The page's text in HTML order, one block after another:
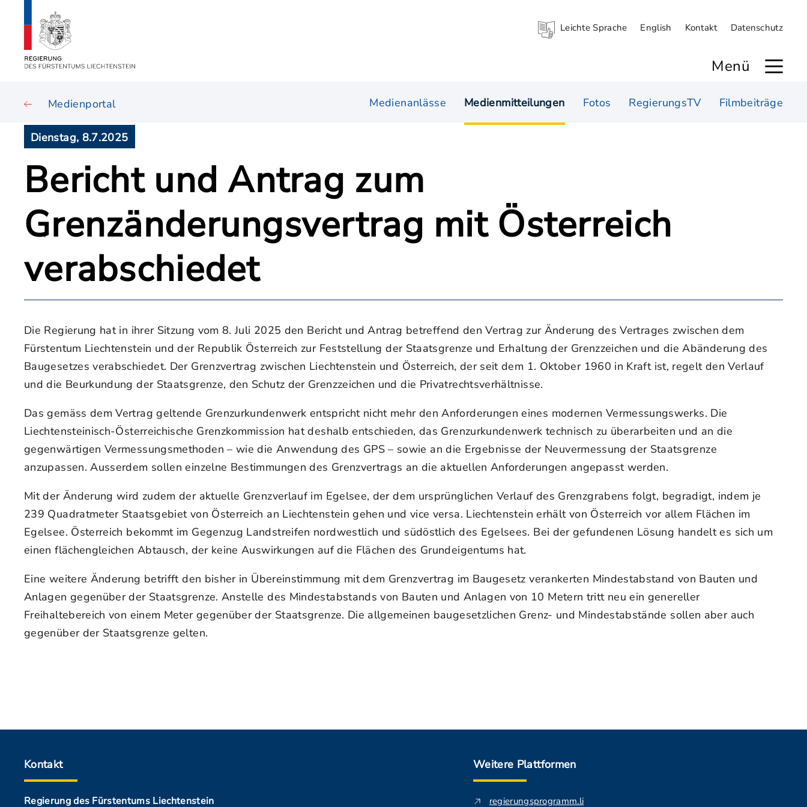
Leichte Sprache English Kontakt Datenschutz
Menü
Medienportal Medienanlässe Medienmitteilungen Fotos RegierungsTV Filmbeiträge
Dienstag, 8.7.2025
Bericht und Antrag zum
Grenzänderungsvertrag mit Österreich
verabschiedet
Die Regierung hat in ihrer Sitzung vom 8. Juli 2025 den Bericht und Antrag betreffend den Vertrag zur Änderung des Vertrages zwischen dem
Fürstentum Liechtenstein und der Republik Österreich zur Feststellung der Staatsgrenze und Erhaltung der Grenzzeichen und die Abänderung des
Baugesetzes verabschiedet. Der Grenzvertrag zwischen Liechtenstein und Österreich, der seit dem 1. Oktober 1960 in Kraft ist, regelt den Verlauf
und die Beurkundung der Staatsgrenze, den Schutz der Grenzzeichen und die Privatrechtsverhältnisse.
Das gemäss dem Vertrag geltende Grenzurkundenwerk entspricht nicht mehr den Anforderungen eines modernen Vermessungswerks. Die
Liechtensteinisch-Österreichische Grenzkommission hat deshalb entschieden, das Grenzurkundenwerk technisch zu überarbeiten und an die
gegenwärtigen Vermessungsmethoden – wie die Anwendung des GPS – sowie an die Ergebnisse der Neuvermessung der Staatsgrenze
anzupassen. Ausserdem sollen einzelne Bestimmungen des Grenzvertrags an die aktuellen Anforderungen angepasst werden.
Mit der Änderung wird zudem der aktuelle Grenzverlauf im Egelsee, der dem ursprünglichen Verlauf des Grenzgrabens folgt, begradigt, indem je
239 Quadratmeter Staatsgebiet von Österreich an Liechtenstein gehen und vice versa. Liechtenstein erhält von Österreich vor allem Flächen im
Egelsee. Österreich bekommt im Gegenzug Landstreifen nordwestlich und südöstlich des Egelsees. Bei der gefundenen Lösung handelt es sich um
einen flächengleichen Abtausch, der keine Auswirkungen auf die Flächen des Grundeigentums hat.
Eine weitere Änderung betrifft den bisher in Übereinstimmung mit dem Grenzvertrag im Baugesetz verankerten Mindestabstand von Bauten und
Anlagen gegenüber der Staatsgrenze. Anstelle des Mindestabstands von Bauten und Anlagen von 10 Metern tritt neu ein genereller
Freihaltebereich von einem Meter gegenüber der Staatsgrenze. Die allgemeinen baugesetzlichen Grenz- und Mindestabstände sollen aber auch
gegenüber der Staatsgrenze gelten.
Kontakt
Regierung des Fürstentums Liechtenstein
Weitere Plattformen
regierungsprogramm.li